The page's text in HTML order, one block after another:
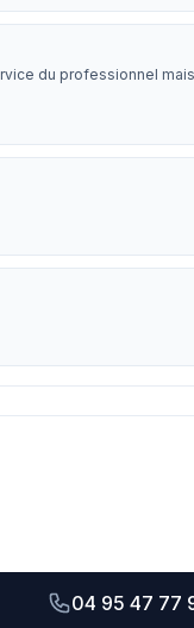
du professionnel
04 95 47 77